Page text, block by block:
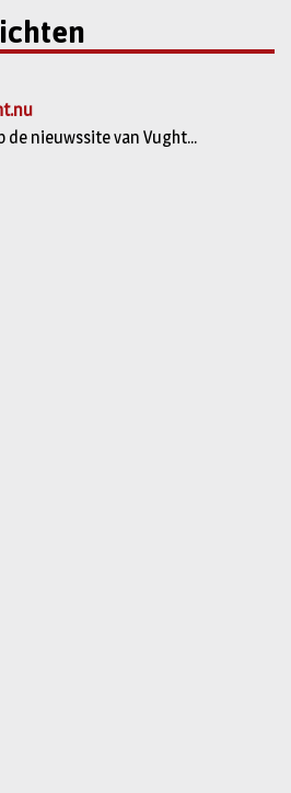
de nieuwssite van Vught...